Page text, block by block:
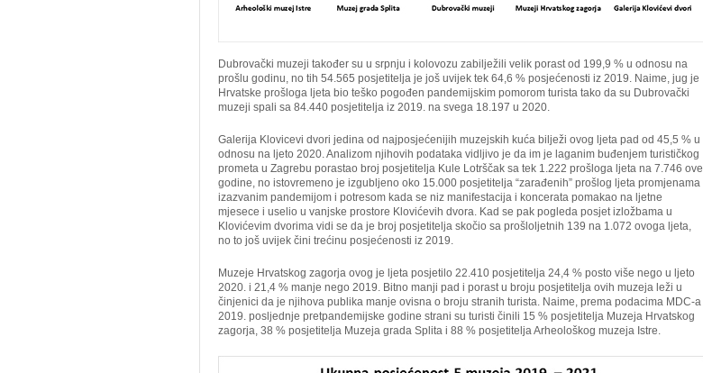
Dubrovački muzeji također su u srpnju i kolovozu zabilježili velik porast od 199,9 % u odnosu na
prošlu godinu, no tih 54.565 posjetitelja je još uvijek tek 64,6 % posjećenosti iz 2019. Naime, jug je
Hrvatske prošloga ljeta bio teško pogođen pandemijskim pomorom turista tako da su Dubrovački
muzeji spali sa 84.440 posjetitelja iz 2019. na svega 18.197 u 2020.
Galerija Klovicevi dvori jedina od najposjećenijih muzejskih kuća bilježi ovog ljeta pad od 45,5 % u
odnosu na ljeto 2020. Analizom njihovih podataka vidljivo je da im je laganim buđenjem turističkog
prometa u Zagrebu porastao broj posjetitelja Kule Lotrščak sa tek 1.222 prošloga ljeta na 7.746 ove
godine, no istovremeno je izgubljeno oko 15.000 posjetitelja “zarađenih” prošlog ljeta promjenama
izazvanim pandemijom i potresom kada se niz manifestacija i koncerata pomakao na ljetne
mjesece i uselio u vanjske prostore Klovićevih dvora. Kad se pak pogleda posjet izložbama u
Klovićevim dvorima vidi se da je broj posjetitelja skočio sa prošloljetnih 139 na 1.072 ovoga ljeta,
no to još uvijek čini trećinu posjećenosti iz 2019.
Muzeje Hrvatskog zagorja ovog je ljeta posjetilo 22.410 posjetitelja 24,4 % posto više nego u ljeto
2020. i 21,4 % manje nego 2019. Bitno manji pad i porast u broju posjetitelja ovih muzeja leži u
činjenici da je njihova publika manje ovisna o broju stranih turista. Naime, prema podacima MDC-a
2019. posljednje pretpandemijske godine strani su turisti činili 15 % posjetitelja Muzeja Hrvatskog
zagorja, 38 % posjetitelja Muzeja grada Splita i 88 % posjetitelja Arheološkog muzeja Istre.